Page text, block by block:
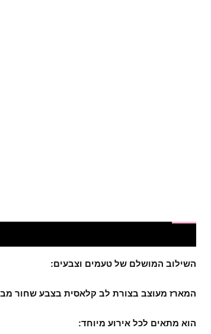
השילוב המושלם של טעמים וצבעים:
המארז מעוצב בצורת לב קלאסית בצבע שחור
הוא מתאים לכל אירוע מיוחד: